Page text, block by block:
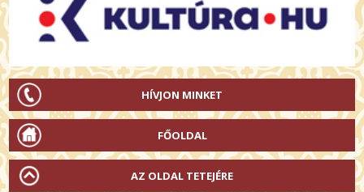
HÍVJON MINKET
FŐOLDAL
AZ OLDAL TETEJÉRE